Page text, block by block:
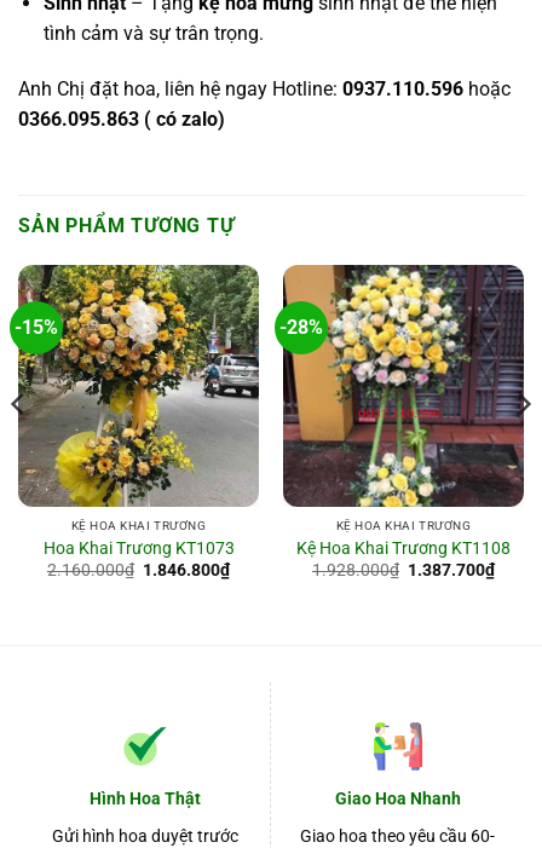
tình cảm và sự trân trọng.
Anh Chị đặt hoa, liên hệ ngay Hotline: 0937.110.596 hoặc
0366.095.863 ( có zalo)
SẢN PHẨM TƯƠNG TỰ
-15%
KỆ HOA KHAI TRƯƠNG
Hoa Khai Trương KT1073
2.160.000₫ Giá
1.846.800₫Giá
hiện
-28%
KỆ HOA KHAI TRƯƠNG
Kệ Hoa Khai Trương KT1108
1.928.000₫ Giá
1.387.700₫Giá
hiện
Hình Hoa Thật
Gửi hình hoa duyệt trước
Giao Hoa Nhanh
Giao hoa theo yêu cầu 60-